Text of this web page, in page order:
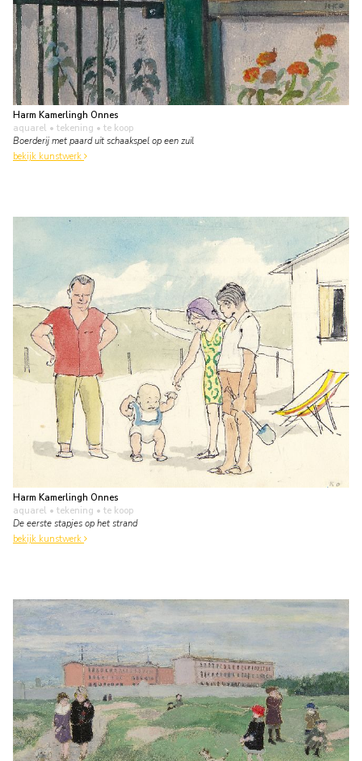
Harm Kamerlingh Onnes
aquarel • tekening • te koop
Boerderij met paard uit schaakspel op een zuil
bekijk kunstwerk
Harm Kamerlingh Onnes
aquarel • tekening • te koop
De eerste stapjes op het strand
bekijk kunstwerk